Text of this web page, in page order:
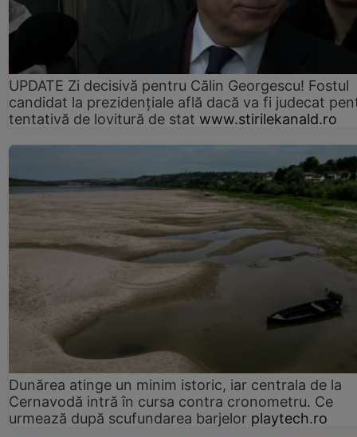
UPDATE Zi decisivă pentru Călin Georgescu! Fostul
candidat la prezidențiale află dacă va fi judecat
tentativă de lovitură de stat www.stirilekanald.ro
Dunărea atinge un minim istoric, iar centrala de la
Cernavodă intră în cursa contra cronometru. Ce
urmează după scufundarea barjelor playtech.ro